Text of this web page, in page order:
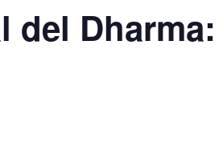
del Dharma: